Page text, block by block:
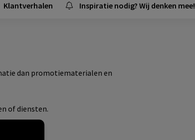
Klantverhalen Inspiratie nodig? Wij denken mee!
dan promotiematerialen en
of diensten.